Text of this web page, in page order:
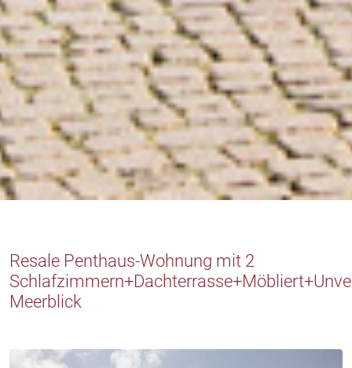
Resale Penthaus-Wohnung mit 2
Meerblick